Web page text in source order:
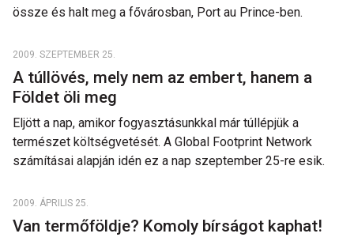
össze és halt meg a fővárosban, Port au Prince-ben.
2009. SZEPTEMBER 25.
A túllövés, mely nem az embert, hanem a
Földet öli meg
Eljött a nap, amikor fogyasztásunkkal már túllépjük a
természet költségvetését. A Global Footprint Network
számításai alapján idén ez a nap szeptember 25-re esik.
2009. ÁPRILIS 25.
Van termőföldje? Komoly bírságot kaphat!